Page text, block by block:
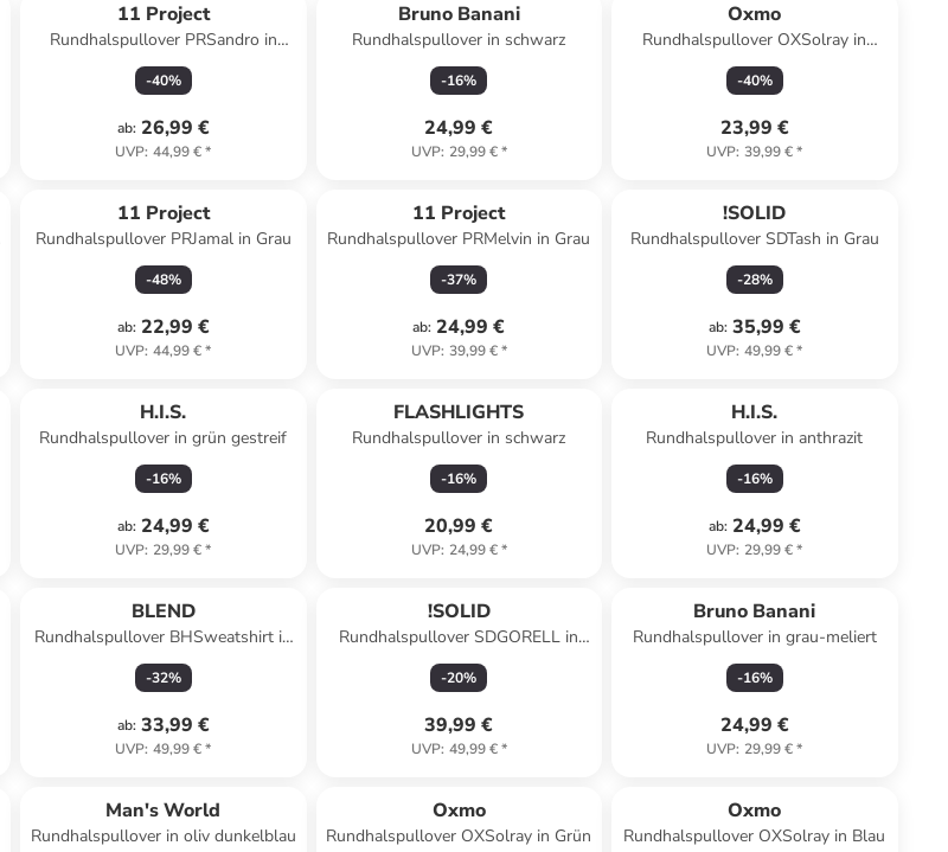
11 Project
Rundhalspullover PRSandro in
Grau
-40%
ab: 26,99 €
UVP: 44,99 €*
Bruno Banani
Rundhalspullover in schwarz
-16%
24,99 €
UVP: 29,99 €*
Oxmo
Rundhalspullover OXSolray in
Beige
-40%
23,99 €
UVP: 39,99 €*
11 Project
Rundhalspullover PRJamal in Grau
-48%
ab: 22,99 €
UVP: 44,99 €*
11 Project
Rundhalspullover PRMelvin in Grau
-37%
ab: 24,99 €
UVP: 39,99 €*
!SOLID
Rundhalspullover SDTash in Grau
-28%
ab: 35,99 €
UVP: 49,99 €*
H.I.S.
Rundhalspullover in grün gestreif
-16%
ab: 24,99 €
UVP: 29,99 €*
FLASHLIGHTS
Rundhalspullover in schwarz
-16%
20,99 €
UVP: 24,99 €*
H.I.S.
Rundhalspullover in anthrazit
-16%
ab: 24,99 €
UVP: 29,99 €*
BLEND
Rundhalspullover BHSweatshirt in
Schwarz
-32%
ab: 33,99 €
UVP: 49,99 €*
!SOLID
Rundhalspullover SDGORELL in
Grau
-20%
39,99 €
UVP: 49,99 €*
Bruno Banani
Rundhalspullover in grau-meliert
-16%
24,99 €
UVP: 29,99 €*
Man's World
Rundhalspullover in oliv dunkelblau
Oxmo
Rundhalspullover OXSolray in Grün
Oxmo
Rundhalspullover OXSolray in Blau